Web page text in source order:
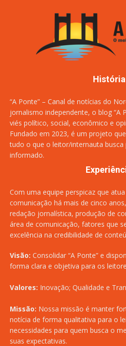
História
“A Ponte” – Canal de notícias do
jornalismo independente, o blog “A
viés político, social, econômico e
Fundado em 2023, é um projeto
tudo o que o leitor/internauta busca
informado.
Com uma equipe perspicaz que
comunicação há mais de cinco
redação jornalística, produção de
área de comunicação, fatores que
excelência na credibilidade de
Visão: Consolidar “A Ponte” e
forma clara e objetiva para os
Valores: Inovação; Qualidade e
Missão: Nossa missão é manter
notícia de forma qualitativa para o
necessidades para quem busca o
suas expectativas.